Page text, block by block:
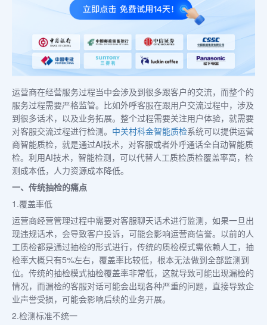
运营商在经营服务过程当中会涉及到很多跟客户的交流，而整个的
服务过程需要严格监管。比如外呼客服在跟用户交流过程中，涉及
到很多话术，以及业务拓展。整个过程需要关注用户体验，就需要
对客服交流过程进行检测。 中关村科金智能质检系统可以提供运营
商智能质检，就是通过AI技术，对客服或者外呼通话全自动智能质
检。利用AI技术，智能检测，可以代替人工质检质检覆盖率高，检
测成本低，人力资源成本降低。
一、传统抽检的痛点
1.覆盖率低
运营商经营管理过程中需要对客服聊天话术进行监测，如果一旦出
现违规话术，会导致客户投诉，可能会影响运营商信誉。以前的人
工质检都是通过抽检的形式进行，传统的质检模式需依赖人工，抽
检率大概只有5%左右，覆盖率比较低，根本无法做到全部监测到
位。传统的抽检模式抽检覆盖率非常低，这就导致可能出现漏检的
情况，而漏检的客服对话可能会出现各种严重的问题，直接导致企
业声誉受损，可能会影响后续的业务开展。
2.检测标准不统一